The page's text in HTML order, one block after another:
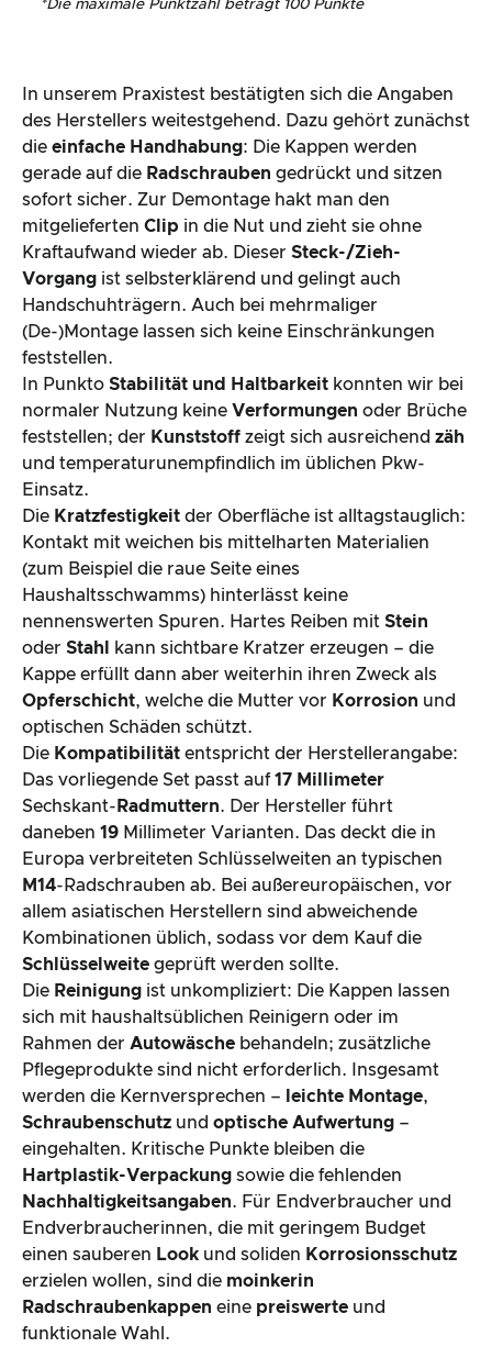
*Die maximale Punktzahl beträgt 100 Punkte
In unserem Praxistest bestätigten sich die Angaben
des Herstellers weitestgehend. Dazu gehört zunächst
die einfache Handhabung: Die Kappen werden
gerade auf die Radschrauben gedrückt und sitzen
sofort sicher. Zur Demontage hakt man den
mitgelieferten Clip in die Nut und zieht sie ohne
Kraftaufwand wieder ab. Dieser Steck-/Zieh-
Vorgang ist selbsterklärend und gelingt auch
Handschuhträgern. Auch bei mehrmaliger
(De-)Montage lassen sich keine Einschränkungen
feststellen.
In Punkto Stabilität und Haltbarkeit konnten wir bei
normaler Nutzung keine Verformungen oder Brüche
feststellen; der Kunststoff zeigt sich ausreichend zäh
und temperaturunempfindlich im üblichen Pkw-
Einsatz.
Die Kratzfestigkeit der Oberfläche ist alltagstauglich:
Kontakt mit weichen bis mittelharten Materialien
(zum Beispiel die raue Seite eines
Haushaltsschwamms) hinterlässt keine
nennenswerten Spuren. Hartes Reiben mit Stein
oder Stahl
kann sichtbare Kratzer erzeugen – die
Kappe erfüllt dann aber weiterhin ihren Zweck als
Opferschicht, welche die Mutter vor Korrosion und
optischen Schäden schützt.
Die Kompatibilität entspricht der Herstellerangabe:
Das vorliegende Set passt auf17 Millimeter
Sechskant- Radmuttern. Der Hersteller führt
daneben 19 Millimeter Varianten. Das deckt die in
Europa verbreiteten Schlüsselweiten an typischen
M14-Radschrauben ab. Bei außereuropäischen, vor
allem asiatischen Herstellern sind abweichende
Kombinationen üblich, sodass vor dem Kauf die
Schlüsselweite geprüft werden sollte.
Die Reinigung ist unkompliziert: Die Kappen lassen
sich mit haushaltsüblichen Reinigern oder im
Rahmen der Autowäsche behandeln; zusätzliche
Pflegeprodukte sind nicht erforderlich. Insgesamt
werden die Kernversprechen –
leichte Montage,
Schraubenschutz und optische Aufwertung –
eingehalten. Kritische Punkte bleiben die
Hartplastik-Verpackung sowie die fehlenden
Nachhaltigkeitsangaben. Für Endverbraucher und
Endverbraucherinnen, die mit geringem Budget
einen sauberen Look und soliden Korrosionsschutz
erzielen wollen, sind die moinkerin
Radschraubenkappen eine preiswerte und
funktionale Wahl.